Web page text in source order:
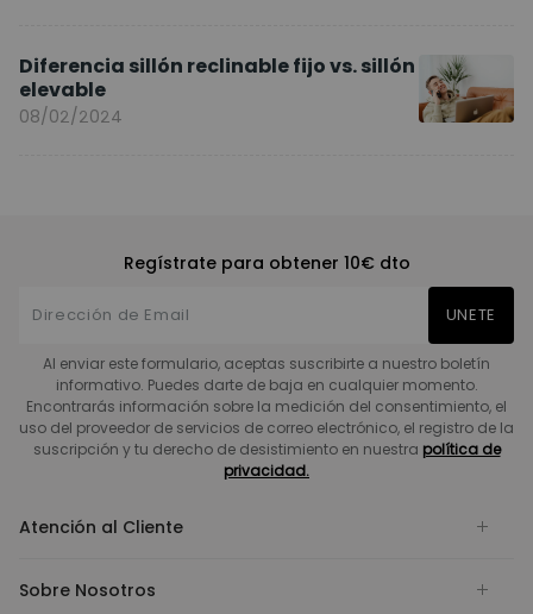
Diferencia sillón reclinable fijo vs. sillón
elevable
08/02/2024
Regístrate para obtener 10€ dto
UNETE
Al enviar este formulario, aceptas suscribirte a nuestro boletín
informativo. Puedes darte de baja en cualquier momento.
Encontrarás información sobre la medición del consentimiento, el
uso del proveedor de servicios de correo electrónico, el registro de la
suscripción y tu derecho de desistimiento en nuestra política de
privacidad.
Atención al Cliente
Sobre Nosotros